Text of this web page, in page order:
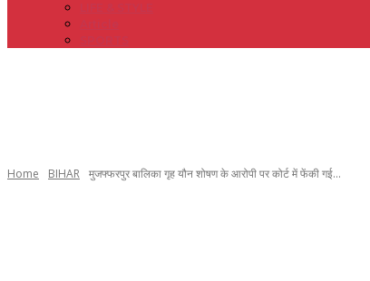
Home BIHAR मुजफ्फरपुर बालिका गृह यौन शोषण के आरोपी पर कोर्ट में फेंकी गई...